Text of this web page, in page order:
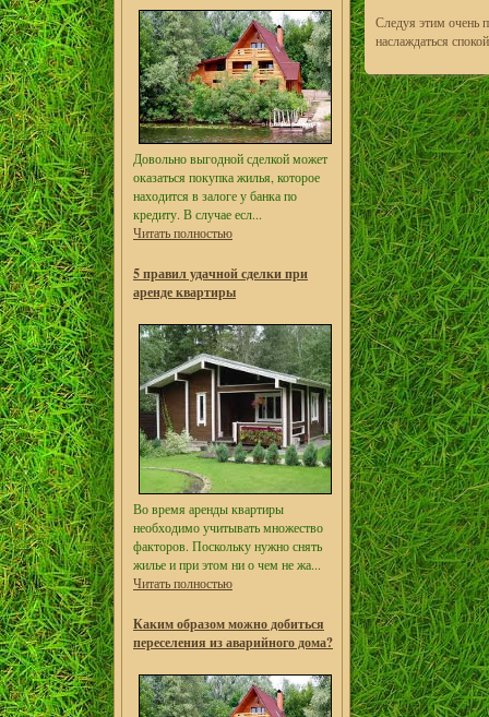
Довольно выгодной сделкой может
оказаться покупка жилья, которое
находится в залоге у банка по
кредиту. В случае есл...
Читать полностью
5 правил удачной сделки при
аренде квартиры
Во время аренды квартиры
необходимо учитывать множество
факторов. Поскольку нужно снять
жилье и при этом ни о чем не жа...
Читать полностью
Каким образом можно добиться
переселения из аварийного дома?
Следуя этим очень
наслаждаться